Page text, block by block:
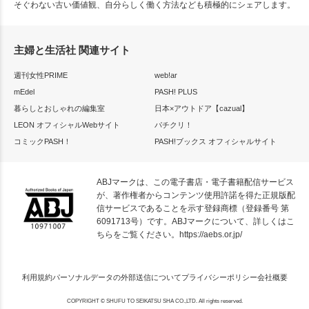
そぐわない古い価値観、自分らしく働く方法なども積極的にシェアします。
主婦と生活社 関連サイト
週刊女性PRIME
web!ar
mEdel
PASH! PLUS
暮らしとおしゃれの編集室
日本×アウトドア【cazual】
LEON オフィシャルWebサイト
パチクリ！
コミックPASH！
PASH!ブックス オフィシャルサイト
ABJマークは、この電子書店・電子書籍配信サービス
が、著作権者からコンテンツ使用許諾を得た正規版配
信サービスであることを示す登録商標（登録番号 第
6091713号）です。ABJマークについて、詳しくはこ
ちらをご覧ください。 https://aebs.or.jp/
利用規約パーソナルデータの外部送信についてプライバシーポリシー会社概要
COPYRIGHT © SHUFU TO SEIKATSU SHA CO.,LTD. All rights reserved.